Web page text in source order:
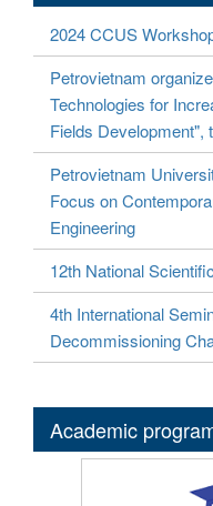
2024 CCUS
Petrovietnam
Technologies for
Fields Development",
Petrovietnam
Focus on
Engineering
12th National
4th International
Decommissioning
Academic